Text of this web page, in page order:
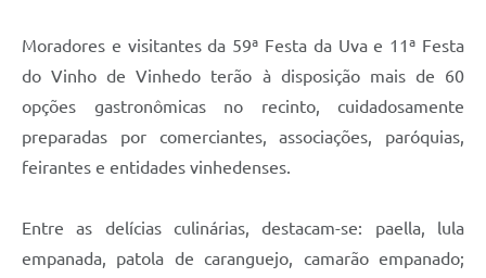
Associação dos Servidores Públicos Municipais de
Audiências Públicas
Arquivos para Download
Moradores e visitantes da 59ª Festa da Uva e 11ª Festa
do Vinho de Vinhedo terão à disposição mais de 60
opções gastronômicas no recinto, cuidadosamente
preparadas por comerciantes, associações, paróquias,
feirantes e entidades vinhedenses.
Entre as delícias culinárias, destacam-se: paella, lula
empanada, patola de caranguejo, camarão empanado;